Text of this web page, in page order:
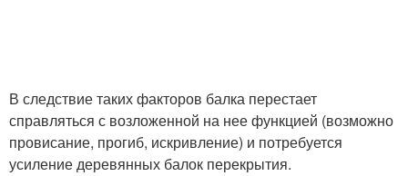
В следствие таких факторов балка перестает
справляться с возложенной на нее функцией (возможно
провисание, прогиб, искривление) и потребуется
усиление деревянных балок перекрытия.